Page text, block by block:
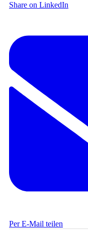
Share on LinkedIn
Per E-Mail teilen